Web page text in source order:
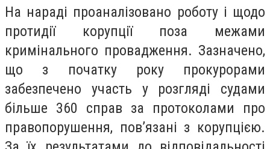
На нараді проаналізовано роботу і щодо
протидії корупції поза межами
кримінального провадження. Зазначено,
що з початку року прокурорами
забезпечено участь у розгляді судами
більше 360 справ за протоколами про
правопорушення, пов’язані з корупцією.